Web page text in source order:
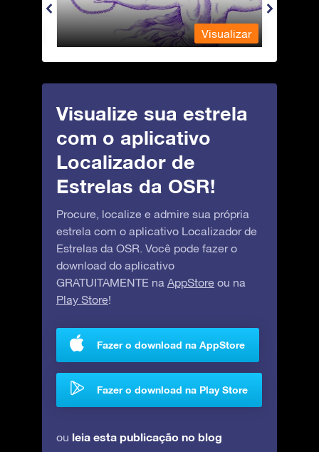
Visualizar
Visualize sua estrela
com o aplicativo
Localizador de
Estrelas da OSR!
Procure, localize e admire sua própria
estrela com o aplicativo Localizador de
Estrelas da OSR. Você pode fazer o
download do aplicativo
GRATUITAMENTE na AppStore ou na
Play Store!
Fazer o download na AppStore
Fazer o download na Play Store
ou leia esta publicação no blog